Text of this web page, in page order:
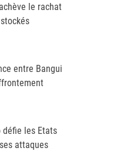
le rachat
entre Bangui
défie les Etats
attaques